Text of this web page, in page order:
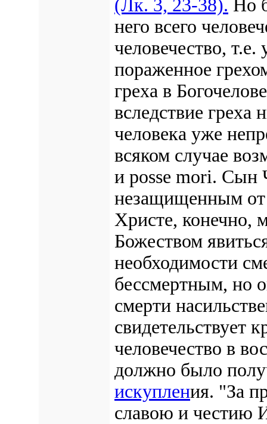
(Лк. 3, 23-38). Но
него всего
человечество,
пораженное
греха в
вследствие греха
человека уже
всяком случае
и posse mori. Сын
незащищенным от
Христе, конечно,
Божеством
необходимости
бессмертным, но
смерти
свидетельствует
человечество в
должно было
искупления. "За
славою и честию